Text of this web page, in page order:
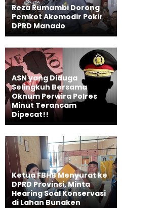
Reza Rumambi Dorong
Pemkot Akomodir Pokir
DPRD Manado
ASN yang Diduga
Selingkuh Bersama
Oknum Perwira Polres
Minut Terancam
Dipecat!!
Ketua FBHB Menyurat ke
DPRD Provinsi, Minta
Hearing Soal Konservasi
di Lahan Bunaken